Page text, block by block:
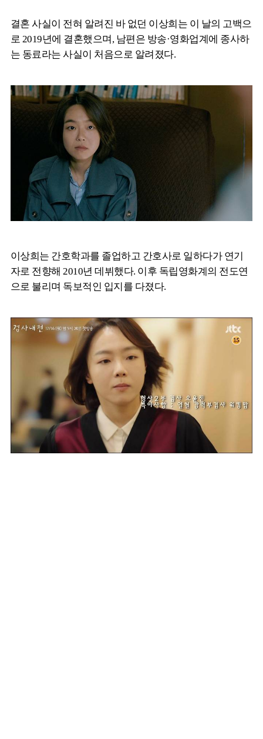
결혼 사실이 전혀 알려진 바 없던 이상희는 이 날의 고백으
로 2019년에 결혼했으며, 남편은 방송·영화업계에 종사하
는 동료라는 사실이 처음으로 알려졌다.
이상희는 간호학과를 졸업하고 간호사로 일하다가 연기
자로 전향해 2010년 데뷔했다. 이후 독립영화계의 전도연
으로 불리며 독보적인 입지를 다졌다.